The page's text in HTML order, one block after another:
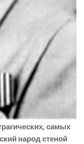
самых
народ стеной